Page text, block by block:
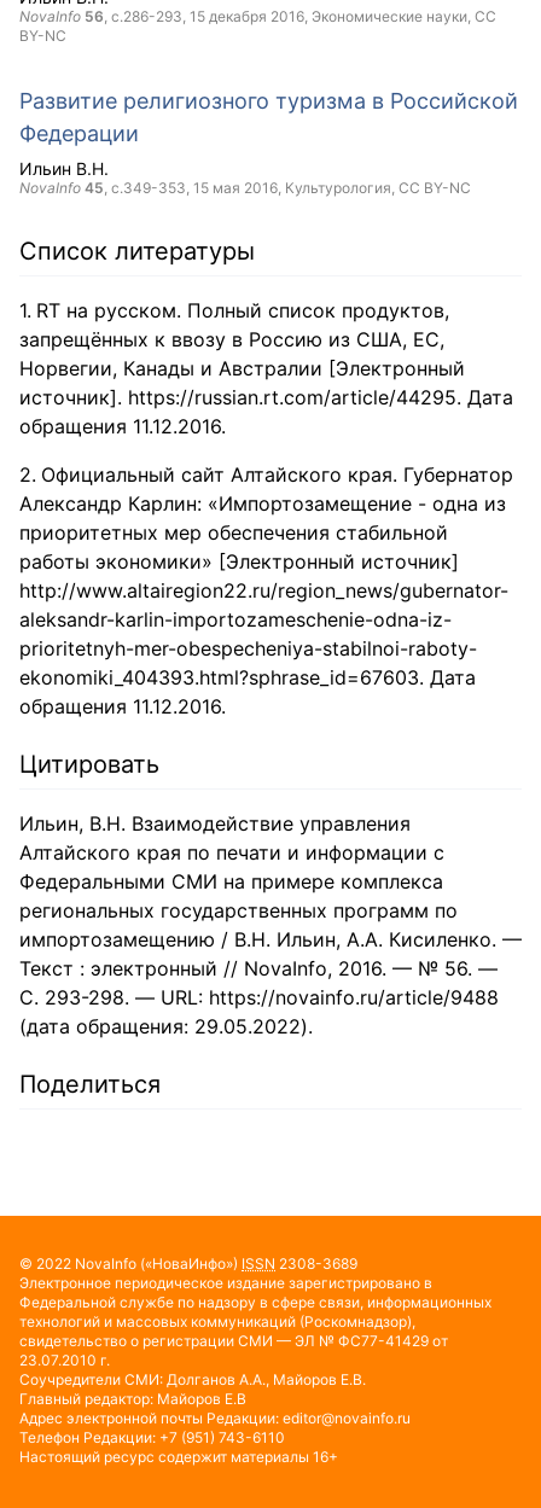
NovaInfo 56, с.286-293, 15 декабря 2016, Экономические науки, CC
BY-NC
Развитие религиозного туризма в Российской
Федерации
Ильин В.Н.
NovaInfo 45, с.349-353, 15 мая 2016, Культурология, CC BY-NC
Список литературы
RT на русском. Полный список продуктов,
запрещённых к ввозу в Россию из США, ЕС,
Норвегии, Канады и Австралии [Электронный
источник]. https://russian.rt.com/article/44295. Дата
обращения 11.12.2016.
Официальный сайт Алтайского края. Губернатор
Александр Карлин: «Импортозамещение - одна из
приоритетных мер обеспечения стабильной
работы экономики» [Электронный источник]
http://www.altairegion22.ru/region_news/gubernator-
aleksandr-karlin-importozameschenie-odna-iz-
prioritetnyh-mer-obespecheniya-stabilnoi-raboty-
ekonomiki_404393.html?sphrase_id=67603. Дата
обращения 11.12.2016.
Цитировать
Ильин, В.Н. Взаимодействие управления
Алтайского края по печати и информации с
Федеральными СМИ на примере комплекса
региональных государственных программ по
импортозамещению / В.Н. Ильин, А.А. Кисиленко. —
Текст : электронный // NovaInfo, 2016. — № 56. —
С. 293-298. — URL: https://novainfo.ru/article/9488
(дата обращения: 29.05.2022).
Поделиться
© 2022 NovaInfo («НоваИнфо») ISSN 2308-3689
Электронное периодическое издание зарегистрировано в
Федеральной службе по надзору в сфере связи, информационных
технологий и массовых коммуникаций (Роскомнадзор),
свидетельство о регистрации СМИ — ЭЛ № ФС77-41429 от
23.07.2010 г.
Соучредители СМИ: Долганов А.А., Майоров Е.В.
Главный редактор: Майоров Е.В
Адрес электронной почты Редакции: editor@novainfo.ru
Телефон Редакции: +7 (951) 743-6110
Настоящий ресурс содержит материалы 16+